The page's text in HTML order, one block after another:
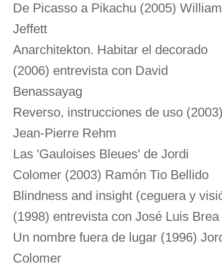
De Picasso a Pikachu (2005) William
Jeffett
Anarchitekton. Habitar el decorado
(2006) entrevista con David
Benassayag
Reverso, instrucciones de uso
Jean-Pierre Rehm
Las 'Gauloises Bleues' de Jordi
Colomer (2003) Ramón Tio Bellido
Blindness and insight (ceguera y
(1998) entrevista con José Luis Brea
Un nombre fuera de lugar (1996)
Colomer